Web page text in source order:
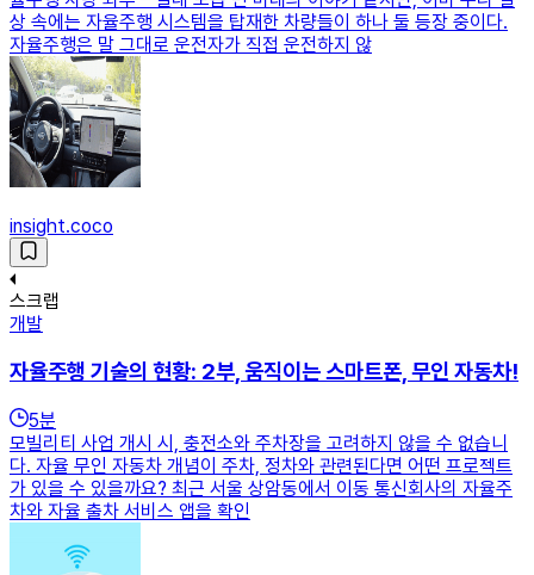
상 속에는 자율주행 시스템을 탑재한 차량들이 하나 둘 등장 중이다.
자율주행은 말 그대로 운전자가 직접 운전하지 않
insight.coco
스크랩
개발
자율주행 기술의 현황: 2부, 움직이는 스마트폰, 무인 자동차!
5분
모빌리티 사업 개시 시, 충전소와 주차장을 고려하지 않을 수 없습니
다. 자율 무인 자동차 개념이 주차, 정차와 관련된다면 어떤 프로젝트
가 있을 수 있을까요? 최근 서울 상암동에서 이동 통신회사의 자율주
차와 자율 출차 서비스 앱을 확인